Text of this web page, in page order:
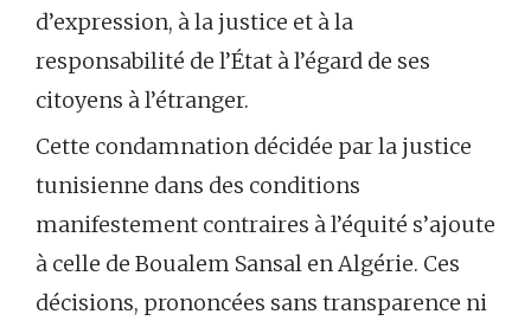
d’expression, à la justice et à la
responsabilité de l’État à l’égard de ses
citoyens à l’étranger.
Cette condamnation décidée par la justice
tunisienne dans des conditions
manifestement contraires à l’équité s’ajoute
à celle de Boualem Sansal en Algérie. Ces
décisions, prononcées sans transparence ni